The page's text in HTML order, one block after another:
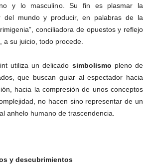
y lo masculino. Su fin es plasmar la
del mundo y producir, en palabras de la
conciliadora de opuestos y reflejo
a su juicio, todo procede.
utiliza un delicado simbolismo pleno de
que buscan guiar al espectador hacia
hacia la compresión de unos conceptos
no hacen sino representar de un
anhelo humano de trascendencia.
y descubrimientos